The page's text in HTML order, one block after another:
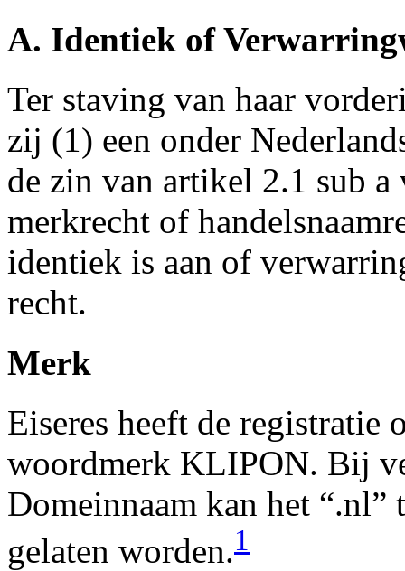
A. Identiek of
Ter staving van haar
zij (1) een onder
de zin van artikel 2.1 sub a
merkrecht of
identiek is aan of
recht.
Merk
Eiseres heeft de registratie
woordmerk KLIPON. Bij
Domeinnaam kan het
gelaten worden.1